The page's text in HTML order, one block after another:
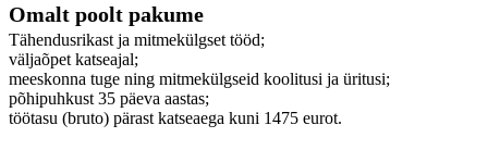
Omalt poolt pakume
Tähendusrikast ja mitmekülgset tööd;
väljaõpet katseajal;
meeskonna tuge ning mitmekülgseid koolitusi ja üritusi;
põhipuhkust 35 päeva aastas;
töötasu (bruto) pärast katseaega kuni 1475 eurot.